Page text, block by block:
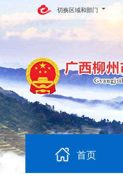
切换区域和部门
首页